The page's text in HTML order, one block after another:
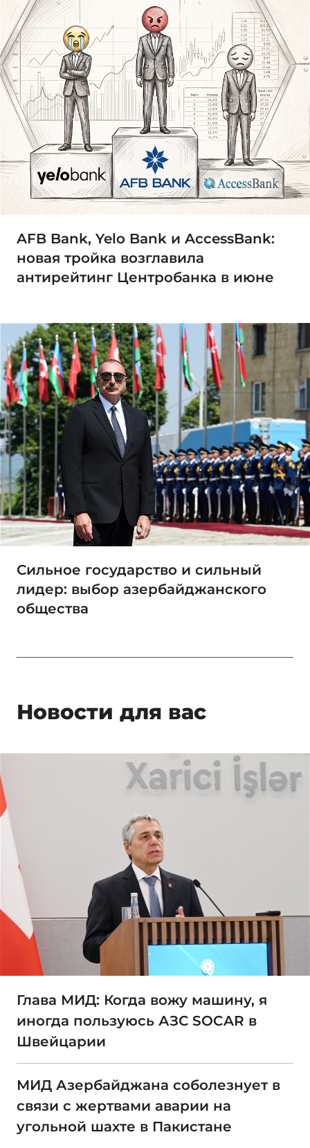
AFB Bank, Yelo Bank и AccessBank:
новая тройка возглавила
антирейтинг Центробанка в июне
Сильное государство и сильный
лидер: выбор азербайджанского
общества
Новости для вас
Глава МИД: Когда вожу машину, я
иногда пользуюсь АЗС SOCAR в
Швейцарии
МИД Азербайджана соболезнует в
связи с жертвами аварии на
угольной шахте в Пакистане